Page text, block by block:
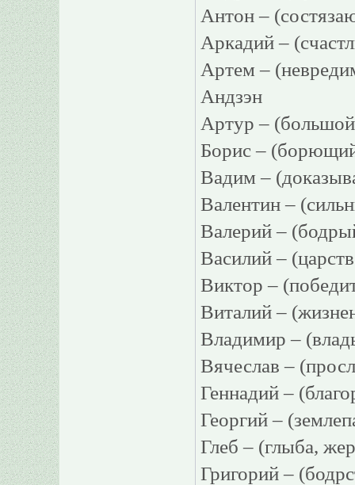
Антон –
Аркадий –
Артем –
Андзэн
Артур –
Борис –
Вадим –
Валентин –
Валерий –
Василий –
Виктор –
Виталий –
Владимир –
Вячеслав –
Геннадий –
Георгий –
Глеб – (глыба,
Григорий –